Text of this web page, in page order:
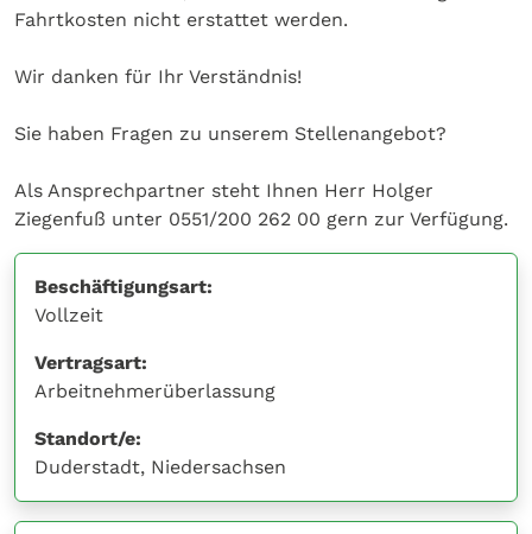
Fahrtkosten nicht erstattet werden.
Wir danken für Ihr Verständnis!
Sie haben Fragen zu unserem Stellenangebot?
Als Ansprechpartner steht Ihnen Herr Holger
Ziegenfuß unter 0551/200 262 00 gern zur Verfügung.
Beschäftigungsart:
Vollzeit
Vertragsart:
Arbeitnehmerüberlassung
Standort/e:
Duderstadt, Niedersachsen